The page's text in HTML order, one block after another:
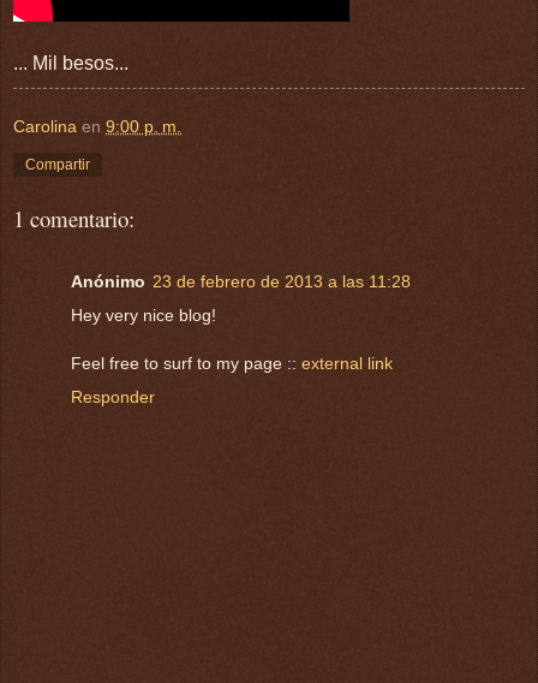
... Mil besos...
Carolina en 9:00 p. m.
Compartir
1 comentario:
Anónimo 23 de febrero de 2013 a las 11:28
Hey very nice blog!
Feel free to surf to my page :: external link
Responder